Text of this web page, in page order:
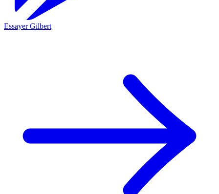
Essayer Gilbert